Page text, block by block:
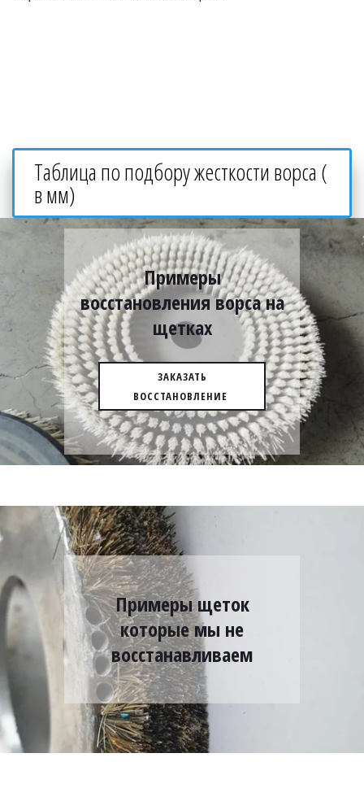
Таблица по подбору жесткости ворса (
в мм)
Примеры
восстановления ворса на
щетках
ЗАКАЗАТЬ
ВОССТАНОВЛЕНИЕ
Примеры щеток
которые мы не
восстанавливаем